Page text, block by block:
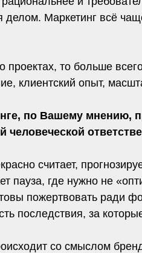
делом. Маркетинг всё
проектах, то больше
клиентский опыт,
по Вашему мнению,
человеческой
считает,
пауза, где нужно не
пожертвовать ради
последствия, за
со смыслом